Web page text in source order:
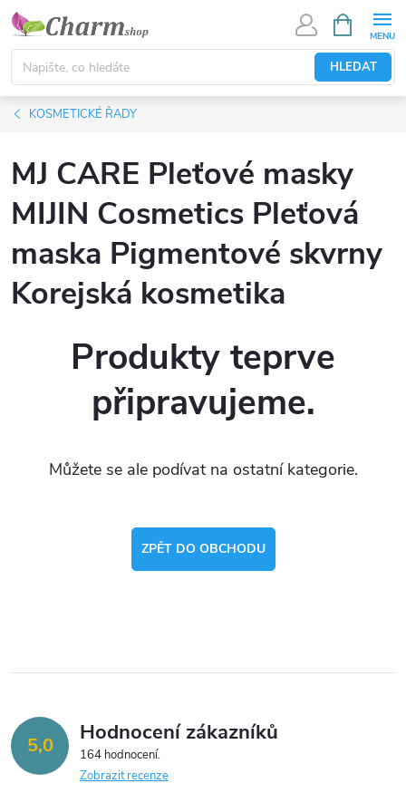
Přejít
obsah
HLEDAT
NÁKUPNÍ
KOŠÍK
KOSMETICKÉ ŘADY
MJ CARE Pleťové masky
MIJIN Cosmetics Pleťová
maska Pigmentové skvrny
Korejská kosmetika
Produkty teprve
připravujeme.
Můžete se ale podívat na ostatní kategorie.
ZPĚT DO OBCHODU
5,0 Hodnocení zákazníků
164 hodnocení
Zobrazit recenze